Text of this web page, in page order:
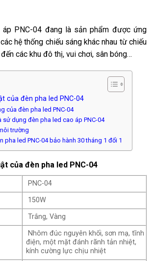
PNC-04 đang là sản phẩm được ứng
hệ thống chiếu sáng khác nhau từ chiếu
các khu đô thị, vui chơi, sân bóng…
của đèn pha led PNC-04
của đèn pha led PNC-04
sử dụng đèn pha led cao áp PNC-04
trường
pha led PNC-04 bảo hành 30 tháng 1 đổi 1
của đèn pha led PNC-04
PNC-04
150W
Trắng, Vàng
Nhôm đúc nguyên khối, sơn mạ, tĩnh
điện, một mặt đánh rãnh tản nhiệt,
kính cường lực chịu nhiệt